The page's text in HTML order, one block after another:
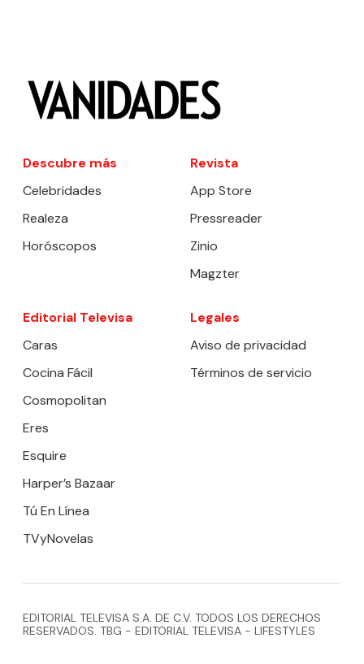
Descubre más
Celebridades
Realeza
Horóscopos
Revista
App Store
Pressreader
Zinio
Magzter
Editorial Televisa
Caras
Cocina Fácil
Cosmopolitan
Eres
Esquire
Harper’s Bazaar
Tú En Línea
TVyNovelas
Legales
Aviso de privacidad
Términos de servicio
EDITORIAL TELEVISA S.A. DE C.V. TODOS LOS DERECHOS
RESERVADOS. TBG - EDITORIAL TELEVISA - LIFESTYLES